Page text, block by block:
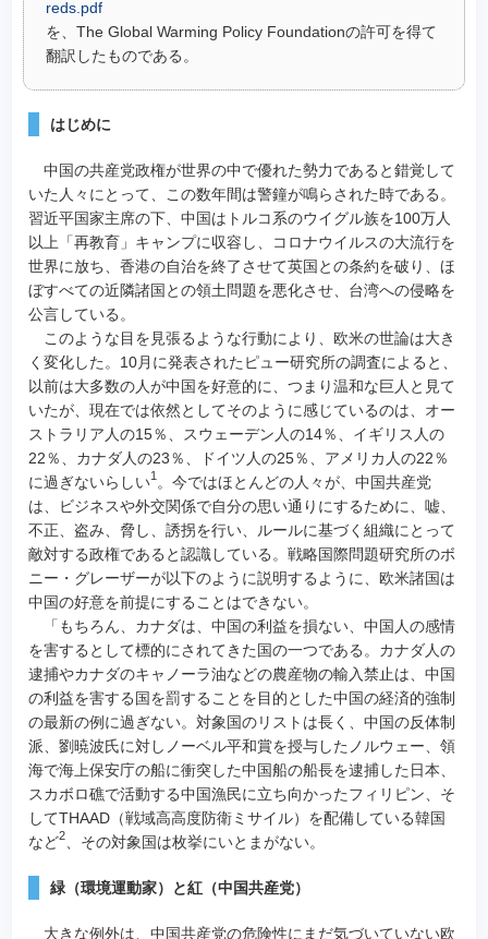
reds.pdf
を、The Global Warming Policy Foundationの許可を得て
翻訳したものである。
はじめに
中国の共産党政権が世界の中で優れた勢力であると錯覚して
いた人々にとって、この数年間は警鐘が鳴らされた時である。
習近平国家主席の下、中国はトルコ系のウイグル族を100万人
以上「再教育」キャンプに収容し、コロナウイルスの大流行を
世界に放ち、香港の自治を終了させて英国との条約を破り、ほ
ぼすべての近隣諸国との領土問題を悪化させ、台湾への侵略を
公言している。
このような目を見張るような行動により、欧米の世論は大き
く変化した。10月に発表されたピュー研究所の調査によると、
以前は大多数の人が中国を好意的に、つまり温和な巨人と見て
いたが、現在では依然としてそのように感じているのは、オー
ストラリア人の15％、スウェーデン人の14％、イギリス人の
22％、カナダ人の23％、ドイツ人の25％、アメリカ人の22％
に過ぎないらしい1。今ではほとんどの人々が、中国共産党
は、ビジネスや外交関係で自分の思い通りにするために、嘘、
不正、盗み、脅し、誘拐を行い、ルールに基づく組織にとって
敵対する政権であると認識している。戦略国際問題研究所のボ
ニー・グレーザーが以下のように説明するように、欧米諸国は
中国の好意を前提にすることはできない。
「もちろん、カナダは、中国の利益を損ない、中国人の感情
を害するとして標的にされてきた国の一つである。カナダ人の
逮捕やカナダのキャノーラ油などの農産物の輸入禁止は、中国
の利益を害する国を罰することを目的とした中国の経済的強制
の最新の例に過ぎない。対象国のリストは長く、中国の反体制
派、劉暁波氏に対しノーベル平和賞を授与したノルウェー、領
海で海上保安庁の船に衝突した中国船の船長を逮捕した日本、
スカボロ礁で活動する中国漁民に立ち向かったフィリピン、そ
してTHAAD（戦域高高度防衛ミサイル）を配備している韓国
など2、その対象国は枚挙にいとまがない。
緑（環境運動家）と紅（中国共産党）
大きな例外は、中国共産党の危険性にまだ気づいていない欧